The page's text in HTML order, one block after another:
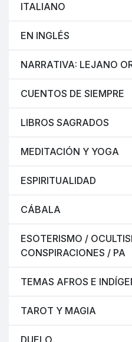
ITALIANO
EN INGLÉS
NARRATIVA: LEJANO
CUENTOS DE SIEMPRE
LIBROS SAGRADOS
MEDITACIÓN Y YOGA
ESPIRITUALIDAD
CÁBALA
ESOTERISMO /
CONSPIRACIONES / PA
TEMAS AFROS E
TAROT Y MAGIA